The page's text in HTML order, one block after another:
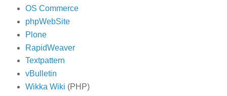
OS Commerce
phpWebSite
Plone
RapidWeaver
Textpattern
vBulletin
Wikka Wiki (PHP)